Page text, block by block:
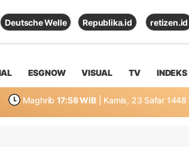
Deutsche Welle Republika.id retizen.id
ESGNOW VISUAL TV INDEKS
Maghrib 17:58 WIB | Kamis, 23 Safar 1448